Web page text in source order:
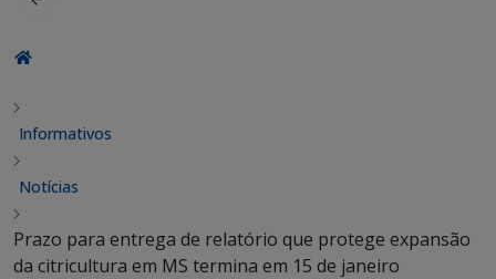
Informativos
Notícias
Prazo para entrega de relatório que protege expansão
da citricultura em MS termina em 15 de janeiro